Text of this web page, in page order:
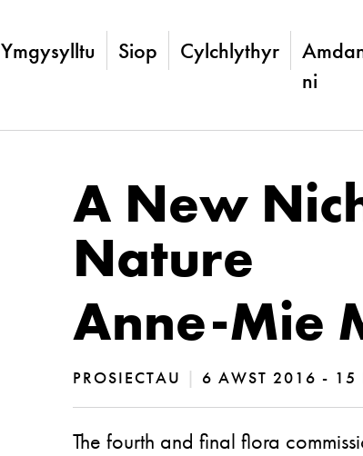
Ymgysylltu Siop Cylchlythyr
ni
A New
Nature
Anne-Mie
PROSIECTAU | 6 AWST 2016 - 15
The fourth and final flora